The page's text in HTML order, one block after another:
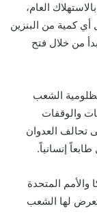
العام،
كمية من البنزين
تبدأ من خلال فتح
الشعب
والوقفات
تحالف العدوان
إنسانياً.
المتحدة
يتعرض لها الشعب